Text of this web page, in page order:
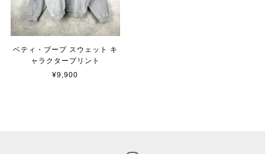
ベティ・ブープ スウェット キ
ャラクタープリント
¥9,900